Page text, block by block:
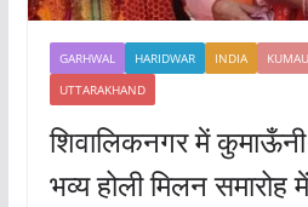
GARHWAL HARIDWAR INDIA
UTTARAKHAND
शिवालिकनगर में
भव्य होली मिलन